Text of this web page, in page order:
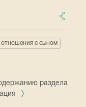
отношения с сыном
раздела